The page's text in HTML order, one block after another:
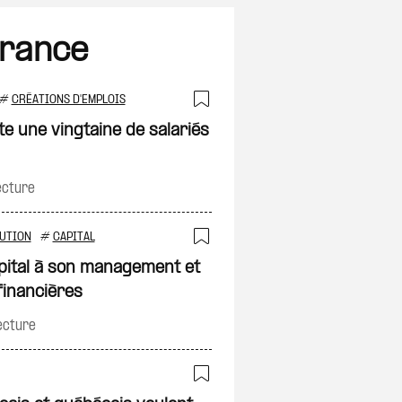
CRÉATIONS D'EMPLOIS
Ajouter à ma
une vingtaine de salariés
# CAPITAL
Ajouter à ma
à son management et